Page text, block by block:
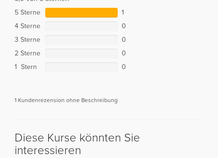
5 Sterne
1
4 Sterne
0
3 Sterne
0
2 Sterne
0
1 Stern
0
1 Kundenrezension ohne Beschreibung
Diese Kurse könnten Sie
interessieren